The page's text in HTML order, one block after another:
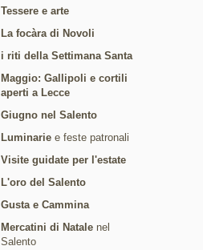
Tessere e arte
La focàra di Novoli
i riti della Settimana Santa
Maggio: Gallipoli e cortili
aperti a Lecce
Giugno nel Salento
Luminarie e feste patronali
Visite guidate per l'estate
L'oro del Salento
Gusta e Cammina
Mercatini di Natale nel
Salento